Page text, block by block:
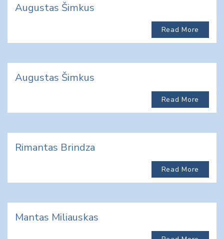
Augustas Šimkus
Read More
Augustas Šimkus
Read More
Rimantas Brindza
Read More
Mantas Miliauskas